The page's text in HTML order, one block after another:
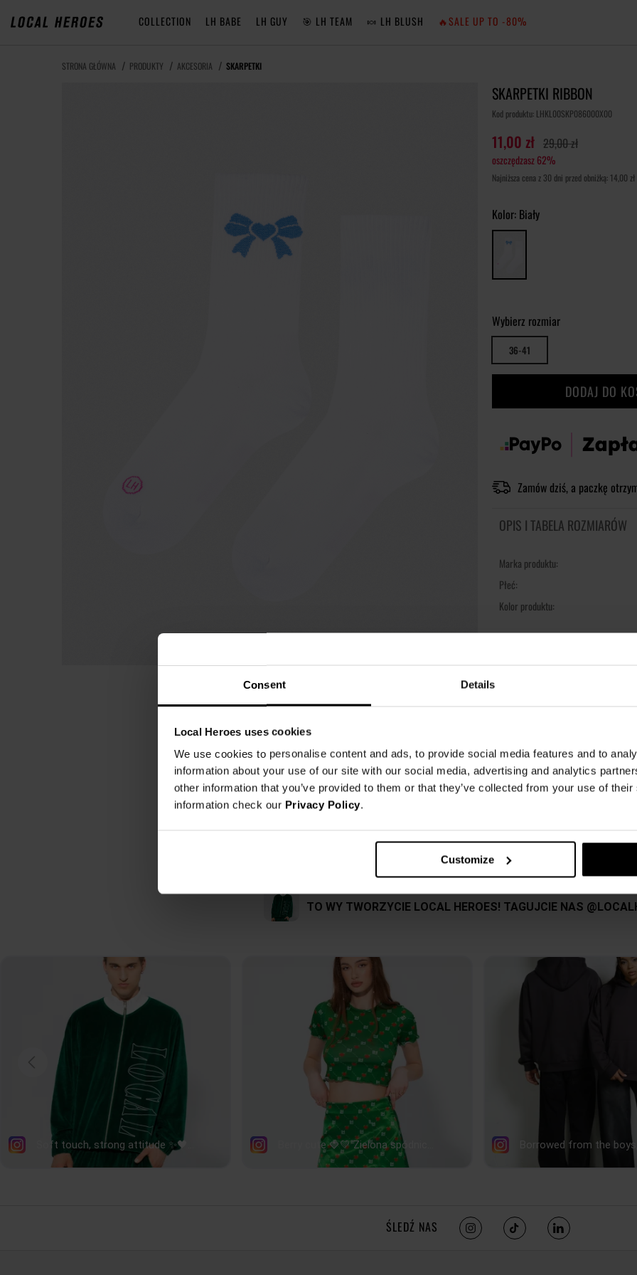
Consent Details
Local Heroes uses cookies
We use cookies to personalise content and ads, to provide social media features and to
information about your use of our site with our social media, advertising and analytics
other information that you’ve provided to them or that they’ve collected from your use of
information check our Privacy Policy.
Customize
COLLECTION LH BABE LH GUY 🎯 LH TEAM 🍬 LH BLUSH 🔥SALE UP TO -80%
NIE
STRONA GŁÓWNA PRODUKTY AKCESORIA SKARPETKI
SKARPETKI RIBBON
Kod produktu: LHKL00SKP086000X00
11,00 zł 29,00 zł
oszczędzasz 62%
Najniższa cena z 30 dni przed obniżką: 14,00 zł
Kolor: Biały
Wybierz rozmiar
36-41
DODAJ DO
Zamów dziś, a paczkę
OPIS I TABELA ROZMIARÓW
Marka produktu:
Płeć:
Kolor produktu:
NAJTAŃSZA DOSTAWA OD 16,99
DARMOWA DOSTAWA OD 399
Nazwa produktu:
Producent:
Kategoria:
Kolor:
ZWROTY
ŚLEDŹ NAS